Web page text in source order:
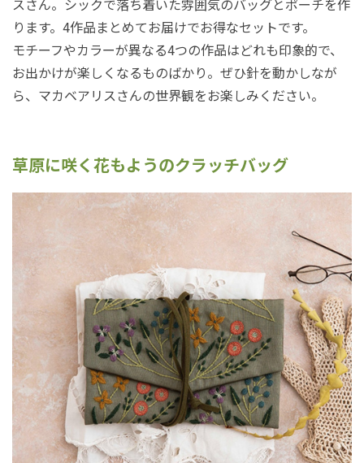
スさん。シックで落ち着いた雰囲気のバッグとポーチを作
ります。4作品まとめてお届けでお得なセットです。
モチーフやカラーが異なる4つの作品はどれも印象的で、
お出かけが楽しくなるものばかり。ぜひ針を動かしなが
ら、マカベアリスさんの世界観をお楽しみください。
草原に咲く花もようのクラッチバッグ